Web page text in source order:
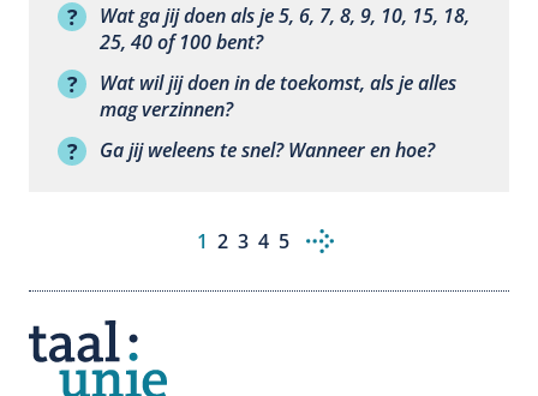
Wat ga jij doen als je 5, 6, 7, 8, 9, 10, 15, 18,
25, 40 of 100 bent?
Wat wil jij doen in de toekomst, als je alles
mag verzinnen?
Ga jij weleens te snel? Wanneer en hoe?
Huidige
1 Pagina
2 Pagina
3 Pagina
4 Pagina
5